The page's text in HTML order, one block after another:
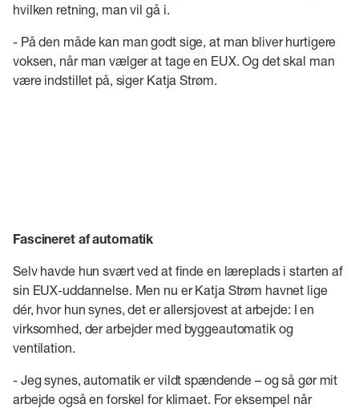
hvilken retning, man vil gå i.
- På den måde kan man godt sige, at man bliver hurtigere
voksen, når man vælger at tage en EUX. Og det skal man
være indstillet på, siger Katja Strøm.
Fascineret af automatik
Selv havde hun svært ved at finde en læreplads i starten af
sin EUX-uddannelse. Men nu er Katja Strøm havnet lige
dér, hvor hun synes, det er allersjovest at arbejde: I en
virksomhed, der arbejder med byggeautomatik og
ventilation.
- Jeg synes, automatik er vildt spændende – og så gør mit
arbejde også en forskel for klimaet. For eksempel når